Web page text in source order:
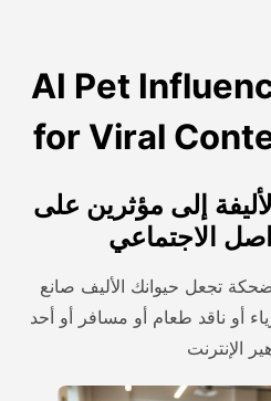
AI Pet
for Viral
إلى مؤثرين على
الاجتماعي
تجعل حيوانك الأليف صانع
أو ناقد طعام أو مسافر أو أحد